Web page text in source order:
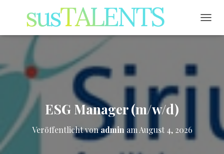
ESG Manager (m/w/d)
Veröffentlicht vonadmin am August 4, 2026